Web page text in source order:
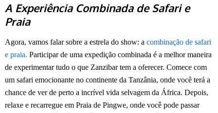
A Experiência Combinada de Safari e
Praia
Agora, vamos falar sobre a estrela do show: a combinação de safari
e praia. Participar de uma expedição combinada é a melhor maneira
de experimentar tudo o que Zanzibar tem a oferecer. Comece com
um safari emocionante no continente da Tanzânia, onde você terá a
chance de ver de perto a incrível vida selvagem da África. Depois,
relaxe e recarregue em Praia de Pingwe, onde você pode passar